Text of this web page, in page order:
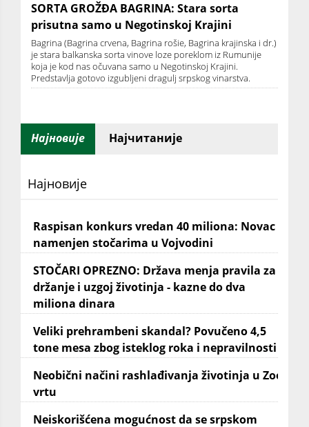
SORTA GROŽĐA BAGRINA: Stara sorta
prisutna samo u Negotinskoj Krajini
Bagrina (Bagrina crvena, Bagrina rošie, Bagrina krajinska i dr.)
je stara balkanska sorta vinove loze poreklom iz Rumunije
koja je kod nas očuvana samo u Negotinskoj Krajini.
Predstavlja gotovo izgubljeni dragulj srpskog vinarstva.
Најновије Најчитаније
Најновије
Raspisan konkurs vredan 40 miliona: Novac
namenjen stočarima u Vojvodini
STOČARI OPREZNO: Država menja pravila za
držanje i uzgoj životinja - kazne do dva
miliona dinara
Veliki prehrambeni skandal? Povučeno 4,5
tone mesa zbog isteklog roka i nepravilnosti
Neobični načini rashlađivanja životinja u Zoo
vrtu
Neiskorišćena mogućnost da se srpskom